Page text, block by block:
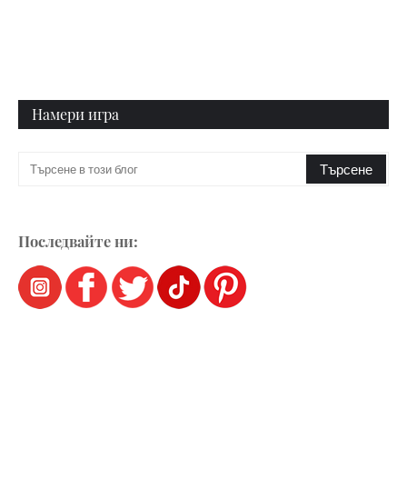
Намери игра
Последвайте ни: